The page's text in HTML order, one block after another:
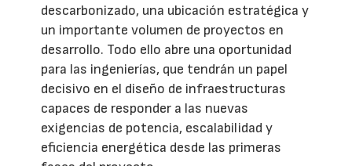
descarbonizado, una ubicación estratégica y
un importante volumen de proyectos en
desarrollo. Todo ello abre una oportunidad
para las ingenierías, que tendrán un papel
decisivo en el diseño de infraestructuras
capaces de responder a las nuevas
exigencias de potencia, escalabilidad y
eficiencia energética desde las primeras